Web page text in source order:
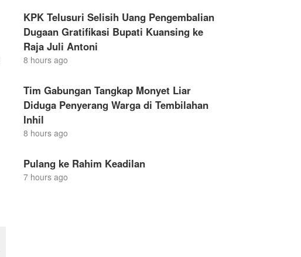
KPK Telusuri Selisih Uang Pengembalian
Dugaan Gratifikasi Bupati Kuansing ke
Raja Juli Antoni
8 hours ago
Tim Gabungan Tangkap Monyet Liar
Diduga Penyerang Warga di Tembilahan
Inhil
8 hours ago
Pulang ke Rahim Keadilan
7 hours ago